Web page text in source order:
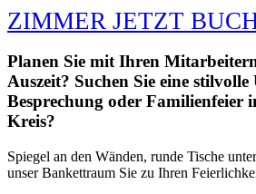
ZIMMER JETZT
Planen Sie mit Ihren
Auszeit? Suchen Sie eine
Besprechung oder Familienfeier
Kreis?
Spiegel an den Wänden, runde Tische
unser Bankettraum Sie zu Ihren